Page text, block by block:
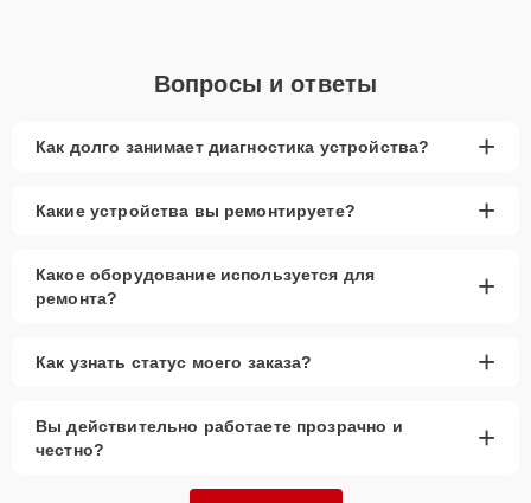
Вопросы и ответы
Как долго занимает диагностика устройства? +
Какие устройства вы ремонтируете? +
Какое оборудование используется для
ремонта?
+
Как узнать статус моего заказа? +
Вы действительно работаете прозрачно и
честно?
+